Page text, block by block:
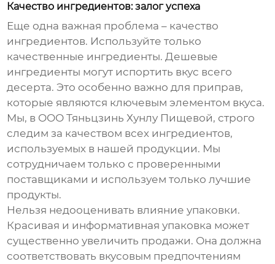
Качество ингредиентов: залог успеха
Еще одна важная проблема – качество
ингредиентов. Используйте только
качественные ингредиенты. Дешевые
ингредиенты могут испортить вкус всего
десерта. Это особенно важно для приправ,
которые являются ключевым элементом вкуса.
Мы, в ООО Тяньцзинь Хунлу Пищевой, строго
следим за качеством всех ингредиентов,
используемых в нашей продукции. Мы
сотрудничаем только с проверенными
поставщиками и используем только лучшие
продукты.
Нельзя недооценивать влияние упаковки.
Красивая и информативная упаковка может
существенно увеличить продажи. Она должна
соответствовать вкусовым предпочтениям